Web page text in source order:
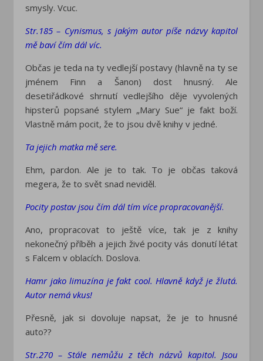
smysly. Vcuc.
Str.185 – Cynismus, s jakým autor píše názvy kapitol
mě baví čím dál víc.
Občas je teda na ty vedlejší postavy (hlavně na ty se
jménem Finn a Šanon) dost hnusný. Ale
desetiřádkové shrnutí vedlejšího děje vyvolených
hipsterů popsané stylem „Mary Sue“ je fakt boží.
Vlastně mám pocit, že to jsou dvě knihy v jedné.
Ta jejich matka mě sere.
Ehm, pardon. Ale je to tak. To je občas taková
megera, že to svět snad neviděl.
Pocity postav jsou čím dál tím více propracovanější.
Ano, propracovat to ještě více, tak je z knihy
nekonečný příběh a jejich živé pocity vás donutí létat
s Falcem v oblacích. Doslova.
Hamr jako limuzína je fakt cool. Hlavně když je žlutá.
Autor nemá vkus!
Přesně, jak si dovoluje napsat, že je to hnusné
auto??
Str.270 – Stále nemůžu z těch názvů kapitol. Jsou